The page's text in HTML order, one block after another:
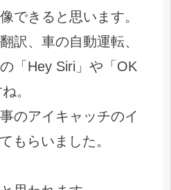
できると思います。
訳、車の自動運転、
「Hey Siri」や「OK
。
のアイキャッチのイ
もらいました。